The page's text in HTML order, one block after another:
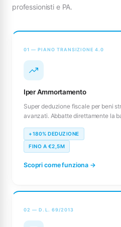
professionisti e PA.
01 — PIANO TRANSIZIONE 4.0
Iper Ammortamento
Super deduzione fiscale per beni
avanzati. Abbatte direttamente la
+180% DEDUZIONE
FINO A €2,5M
Scopri come funziona →
02 — D.L. 69/2013